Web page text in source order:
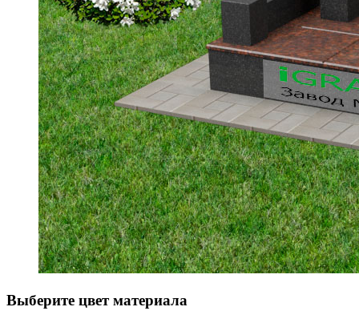
Выберите цвет материала